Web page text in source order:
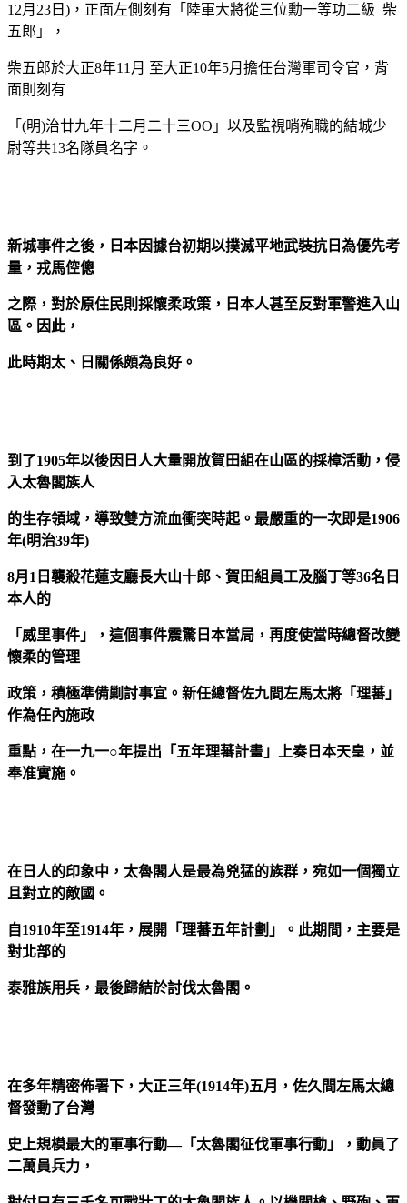
12月23日)，正面左側刻有「陸軍大將從三位勳一等功二級 柴
五郎」，
柴五郎於大正8年11月 至大正10年5月擔任台灣軍司令官，背
面則刻有
「(明)治廿九年十二月二十三OO」以及監視哨殉職的結城少
尉等共13名隊員名字。
新城事件之後，日本因據台初期以撲滅平地武裝抗日為優先考
量，戎馬倥傯
之際，對於原住民則採懷柔政策，日本人甚至反對軍警進入山
區。因此，
此時期太、日關係頗為良好。
到了1905年以後因日人大量開放賀田組在山區的採樟活動，侵
入太魯閣族人
的生存領域，導致雙方流血衝突時起。最嚴重的一次即是1906
年(明治39年)
8月1日襲殺花蓮支廳長大山十郎、賀田組員工及腦丁等36名日
本人的
「威里事件」，這個事件震驚日本當局，再度使當時總督改變
懷柔的管理
政策，積極準備剿討事宜。新任總督佐九間左馬太將「理蕃」
作為任內施政
重點，在一九一○年提出「五年理蕃計畫」上奏日本天皇，並
奉准實施。
在日人的印象中，太魯閣人是最為兇猛的族群，宛如一個獨立
且對立的敵國。
自1910年至1914年，展開「理蕃五年計劃」。此期間，主要是
對北部的
泰雅族用兵，最後歸結於討伐太魯閣。
在多年精密佈署下，大正三年(1914年)五月，佐久間左馬太總
督發動了台灣
史上規模最大的軍事行動—「太魯閣征伐軍事行動」，動員了
二萬員兵力，